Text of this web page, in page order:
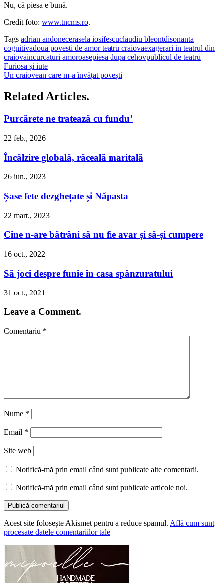
Nu, că piesa e bună.
Credit foto: www.tncms.ro.
Tags adrian andonecerasela iosifescuclaudiu bleontdisonanta
cognitivadoua povesti de amor teatru craiovaexagerari in teatrul din
craiovaincurcaturi amoroasepiesa dupa cehovpublicul de teatru
Furiosa și iute
Un craiovean care m-a învățat povești
Related Articles.
Purcărete ne tratează cu fundu’
22 feb., 2026
Încălzire globală, răceală maritală
26 iun., 2023
Șase fete dezghețate și Năpasta
22 mart., 2023
Cine n-are bătrâni să nu fie avar și să-și cumpere
16 oct., 2022
Să joci despre funie în casa spânzuratului
31 oct., 2021
Leave a Comment.
Comentariu *
Nume *
Email *
Site web
Notifică-mă prin email când sunt publicate alte comentarii.
Notifică-mă prin email când sunt publicate articole noi.
Acest site folosește Akismet pentru a reduce spamul. Află cum sunt
procesate datele comentariilor tale.